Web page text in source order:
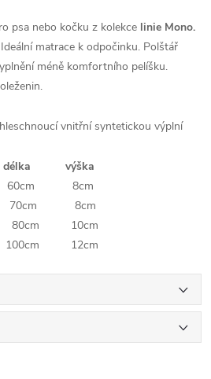
psa nebo kočku z kolekce linie Mono.
matrace k odpočinku. Polštář
méně komfortního pelíšku.
vnitřní syntetickou výplní
výška
8cm
8cm
10cm
12cm